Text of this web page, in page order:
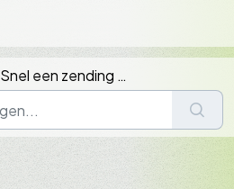
Snel een zending boeken